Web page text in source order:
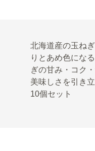
北海道産の玉ね
りとあめ色にな
ぎの甘み・コク
美味しさを引き立
10個セット